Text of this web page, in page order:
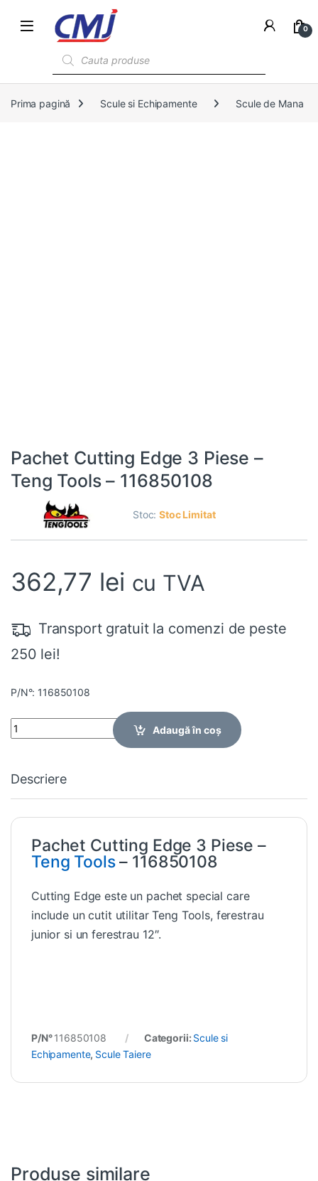
0
Prima pagină Scule si Echipamente Scule de Mana
Pachet Cutting Edge 3 Piese –
Teng Tools – 116850108
Stoc:Stoc Limitat
362,77 lei cu TVA
Transport gratuit la comenzi de peste
250 lei!
P/N°: 116850108
Quantity
Adaugă în coș
Descriere
Pachet Cutting Edge 3 Piese –
Teng Tools– 116850108
Cutting Edge este un pachet special care
include un cutit utilitar Teng Tools, ferestrau
junior si un ferestrau 12″.
P/N°116850108 Categorii: Scule si
Echipamente, Scule Taiere
Produse similare